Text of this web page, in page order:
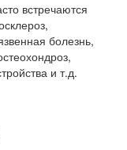
встречаются
болезнь,
и т.д.